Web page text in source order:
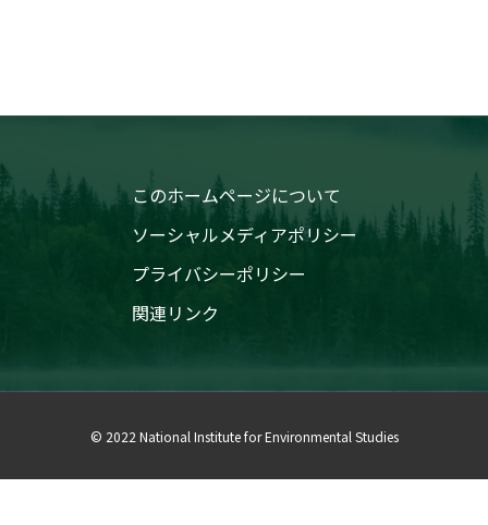
このホームページについて
ソーシャルメディアポリシー
プライバシーポリシー
関連リンク
© 2022 National Institute for Environmental Studies